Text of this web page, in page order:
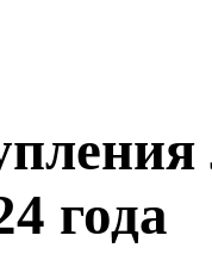
года